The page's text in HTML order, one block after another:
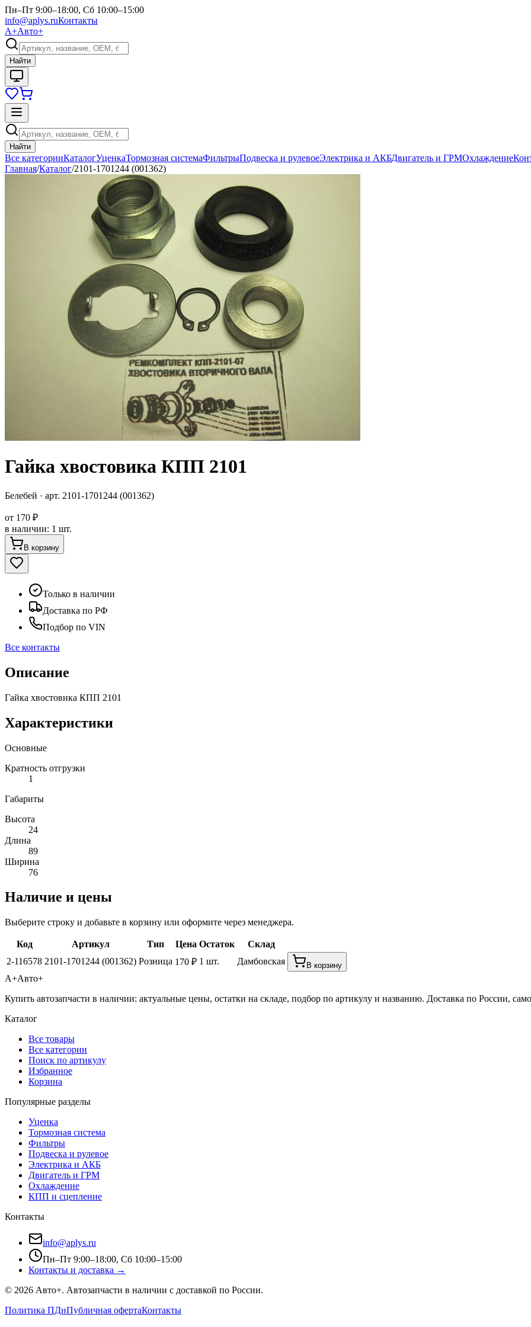
Пн–Пт 9:00–18:00, Сб 10:00–15:00
info@aplys.ruКонтакты
А+Авто+
Найти
Найти
Все категорииКаталогУценкаТормозная системаФильтрыПодвеска и рулевоеЭлектрика и АКБДвигатель и ГРМОхлаждение
Главная/Каталог/2101-1701244 (001362)
Гайка хвостовика КПП 2101
Белебей · арт. 2101-1701244 (001362)
от 170 ₽
в наличии: 1 шт.
В корзину
Только в наличии
Доставка по РФ
Подбор по VIN
Все контакты
Описание
Гайка хвостовика КПП 2101
Характеристики
Основные
Кратность отгрузки
1
Габариты
Высота
24
Длина
89
Ширина
76
Наличие и цены
Выберите строку и добавьте в корзину или оформите через менеджера.
Код Артикул Тип Цена Остаток
Склад
2-116578 2101-1701244 (001362) Розница 170 ₽ 1 шт. Дамбовская В корзину
А+Авто+
Купить автозапчасти в наличии: актуальные цены, остатки на складе, подбор по артикулу и названию. Доставка по России,
Каталог
Все товары
Все категории
Поиск по артикулу
Избранное
Корзина
Популярные разделы
Уценка
Тормозная система
Фильтры
Подвеска и рулевое
Электрика и АКБ
Двигатель и ГРМ
Охлаждение
КПП и сцепление
Контакты
info@aplys.ru
Пн–Пт 9:00–18:00, Сб 10:00–15:00
Контакты и доставка →
© 2026 Авто+. Автозапчасти в наличии с доставкой по России.
Политика ПДнПубличная офертаКонтакты